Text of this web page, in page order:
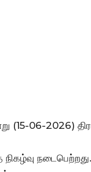
(15-06-2026)
நடைபெற்றது.